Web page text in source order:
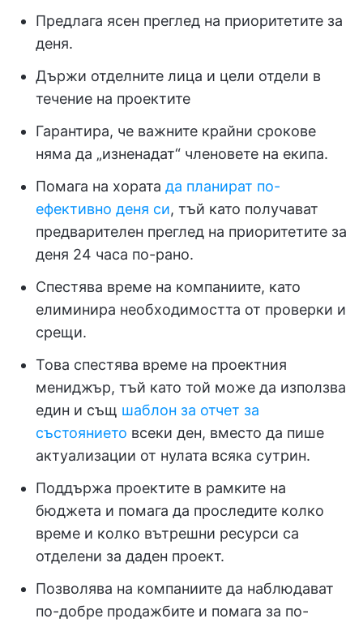
Предлага ясен преглед на приоритетите за
деня.
Държи отделните лица и цели отдели в
течение на проектите
Гарантира, че важните крайни срокове
няма да „изненадат“ членовете на екипа.
Помага на хората да планират по-
ефективно деня си, тъй като получават
предварителен преглед на приоритетите за
деня 24 часа по-рано.
Спестява време на компаниите, като
елиминира необходимостта от проверки и
срещи.
Това спестява време на проектния
мениджър, тъй като той може да използва
един и същ шаблон за отчет за
състоянието всеки ден, вместо да пише
актуализации от нулата всяка сутрин.
Поддържа проектите в рамките на
бюджета и помага да проследите колко
време и колко вътрешни ресурси са
отделени за даден проект.
Позволява на компаниите да наблюдават
по-добре продажбите и помага за по-